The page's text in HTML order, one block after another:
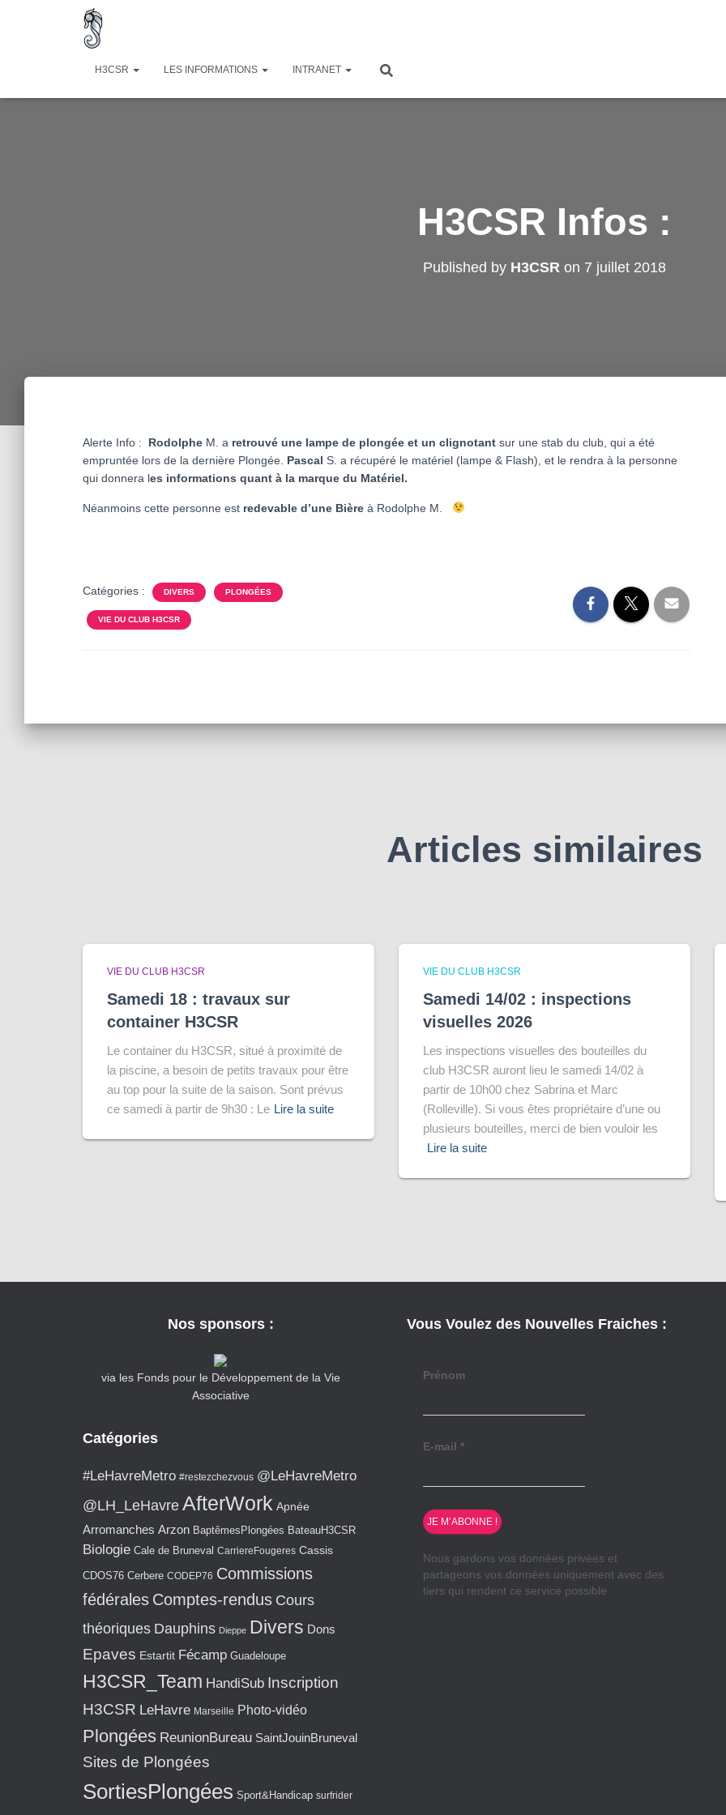
H3CSR LES INFORMATIONS INTRANET
H3CSR Infos :
Published by H3CSR on 7 juillet 2018
Alerte Info : Rodolphe M. a retrouvé une lampe de plongée et un clignotant sur une stab du club, qui a été
empruntée lors de la dernière Plongée. Pascal S. a récupéré le matériel (lampe & Flash), et le rendra à la personne
qui donnera les informations quant à la marque du Matériel.
Néanmoins cette personne est redevable d’une Bière à Rodolphe M.
Catégories : DIVERS PLONGÉES
VIE DU CLUB H3CSR
Articles similaires
VIE DU CLUB H3CSR
Samedi 18 : travaux sur
container H3CSR
Le container du H3CSR, situé à proximité de
la piscine, a besoin de petits travaux pour être
au top pour la suite de la saison. Sont prévus
ce samedi à partir de 9h30 : Le Lire la suite
VIE DU CLUB H3CSR
Samedi 14/02 : inspections
visuelles 2026
Les inspections visuelles des bouteilles du
club H3CSR auront lieu le samedi 14/02 à
partir de 10h00 chez Sabrina et Marc
(Rolleville). Si vous êtes propriétaire d’une ou
plusieurs bouteilles, merci de bien vouloir les
Lire la suite
Nos sponsors :
via les Fonds pour le Développement de la Vie
Associative
Catégories
#LeHavreMetro #restezchezvous @LeHavreMetro
@LH_LeHavre AfterWork Apnée
Arromanches Arzon BaptêmesPlongées BateauH3CSR
Biologie Cale de Bruneval CarriereFougeres Cassis
CDOS76 Cerbere CODEP76 Commissions
fédérales Comptes-rendus Cours
théoriques Dauphins Dieppe Divers Dons
Epaves Estartit Fécamp Guadeloupe
H3CSR_Team HandiSub Inscription
H3CSR LeHavre Marseille Photo-vidéo
Plongées ReunionBureau SaintJouinBruneval
Sites de Plongées
SortiesPlongées Sport&Handicap surfrider
Vous Voulez des Nouvelles Fraiches :
Prénom
E-mail *
Nous gardons vos données privées et
partageons vos données uniquement avec des
tiers qui rendent ce service possible